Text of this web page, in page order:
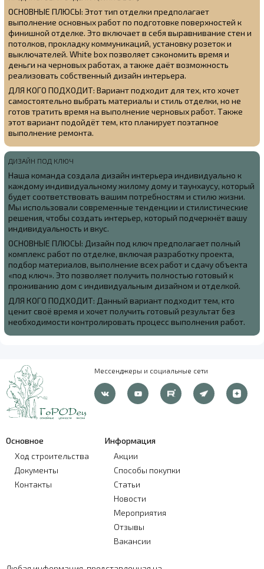
ОСНОВНЫЕ ПЛЮСЫ: Этот тип отделки предполагает
выполнение основных работ по подготовке поверхностей к
финишной отделке. Это включает в себя выравнивание стен и
потолков, прокладку коммуникаций, установку розеток и
выключателей. White box позволяет сэкономить время и
деньги на черновых работах, а также даёт возможность
реализовать собственный дизайн интерьера.
ДЛЯ КОГО ПОДХОДИТ: Вариант подходит для тех, кто хочет
самостоятельно выбрать материалы и стиль отделки, но не
готов тратить время на выполнение черновых работ. Также
этот вариант подойдёт тем, кто планирует поэтапное
выполнение ремонта.
ДИЗАЙН ПОД КЛЮЧ
Наша команда создала дизайн интерьера индивидуально к
каждому индивидуальному жилому дому и таунхаусу, который
будет соответствовать вашим потребностям и стилю жизни.
Мы использовали современные тенденции и стилистические
решения, чтобы создать интерьер, который подчеркнёт вашу
индивидуальность и вкус.
ОСНОВНЫЕ ПЛЮСЫ: Дизайн под ключ предполагает полный
комплекс работ по отделке, включая разработку проекта,
подбор материалов, выполнение всех работ и сдачу объекта
«под ключ». Это позволяет получить полностью готовый к
проживанию дом с индивидуальным дизайном и отделкой.
ДЛЯ КОГО ПОДХОДИТ: Данный вариант подходит тем, кто
ценит своё время и хочет получить готовый результат без
необходимости контролировать процесс выполнения работ.
Мессенджеры и социальные сети
Основное
Ход строительства
Документы
Контакты
Информация
Акции
Способы покупки
Статьи
Новости
Мероприятия
Отзывы
Вакансии